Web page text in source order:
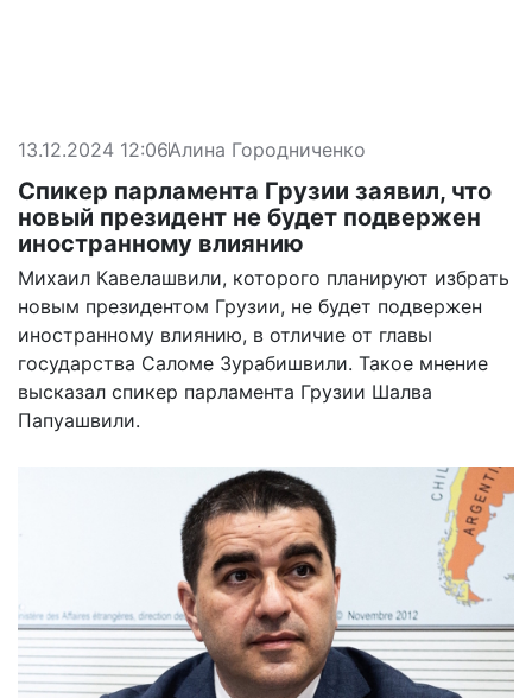
13.12.2024 12:06Алина Городниченко
Спикер парламента Грузии заявил, что
новый президент не будет подвержен
иностранному влиянию
Михаил Кавелашвили, которого планируют избрать
новым президентом Грузии, не будет подвержен
иностранному влиянию, в отличие от главы
государства Саломе Зурабишвили. Такое мнение
высказал спикер парламента Грузии Шалва
Папуашвили.